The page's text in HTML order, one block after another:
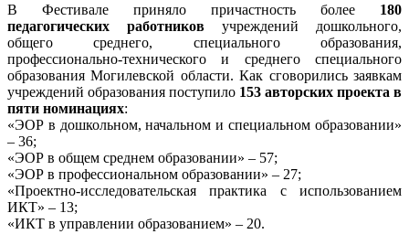
В Фестивале приняло причастность более 180
педагогических работников учреждений дошкольного,
общего среднего, специального образования,
профессионально-технического и среднего специального
образования Могилевской области. Как сговорились заявкам
учреждений образования поступило 153 авторских проекта в
пяти номинациях:
«ЭОР в дошкольном, начальном и специальном образовании»
– 36;
«ЭОР в общем среднем образовании» – 57;
«ЭОР в профессиональном образовании» – 27;
«Проектно-исследовательская практика с использованием
ИКТ» – 13;
«ИКТ в управлении образованием» – 20.